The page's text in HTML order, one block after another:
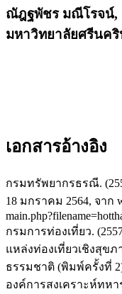
ณัฎฐพัชร มณีโรจน์,
มหาวิทยาลัยศรีนค
เอกสารอ้างอิง
กรมทรัพยากรธรณี.
18 มกราคม 2564, จาก
กรมการท่องเที่ยว.
แหล่งท่องเที่ยวเชิงสุข
ธรรมชาติ (พิมพ์ครั้งที่
องค์การสงเคราะห์ทห